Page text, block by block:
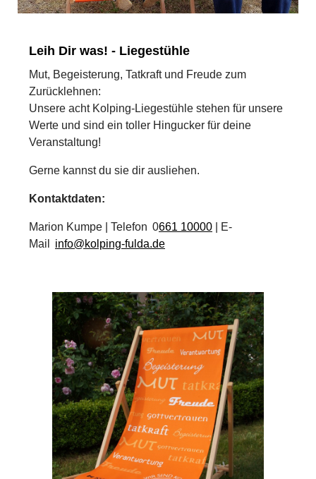
Leih Dir was! - Liegestühle
Mut, Begeisterung, Tatkraft und Freude zum
Zurücklehnen:
Unsere acht Kolping‑Liegestühl e stehen für unsere
Werte und sind ein toller Hingucker für deine
Veranstaltung!
Gerne kannst du sie dir ausliehen.
Kontaktdaten:
Marion Kumpe Telefon 0661 10000
| E-
Mail info@kolping-fulda.de